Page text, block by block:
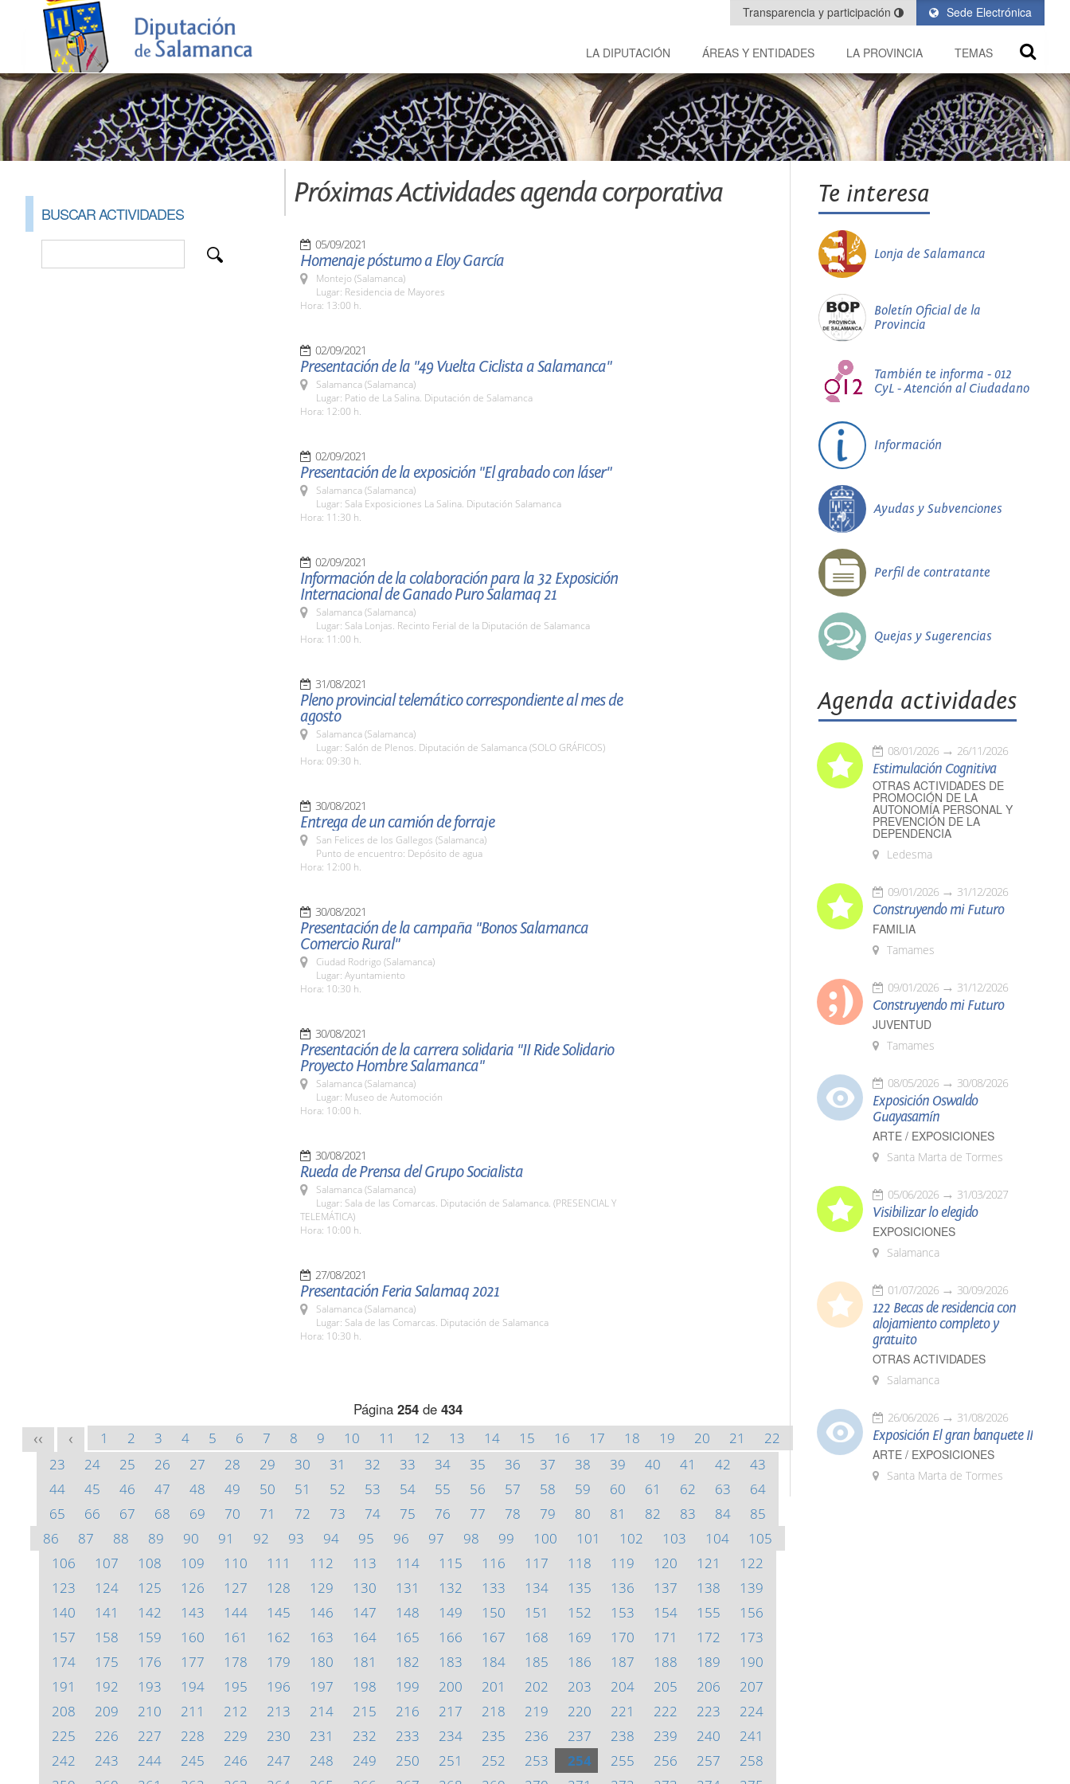
Sede Electrónica
Transparencia y participación
LA DIPUTACIÓN ÁREAS Y ENTIDADES LA PROVINCIA TEMAS
BUSCAR ACTIVIDADES
Próximas Actividades agenda corporativa
05/09/2021
Homenaje póstumo a Eloy García
Montejo (Salamanca)
Lugar: Residencia de Mayores
Hora: 13:00 h.
02/09/2021
Presentación de la "49 Vuelta Ciclista a Salamanca"
Salamanca (Salamanca)
Lugar: Patio de La Salina. Diputación de Salamanca
Hora: 12:00 h.
02/09/2021
Presentación de la exposición "El grabado con láser"
Salamanca (Salamanca)
Lugar: Sala Exposiciones La Salina. Diputación Salamanca
Hora: 11:30 h.
02/09/2021
Información de la colaboración para la 32 Exposición
Internacional de Ganado Puro Salamaq 21
Salamanca (Salamanca)
Lugar: Sala Lonjas. Recinto Ferial de la Diputación de Salamanca
Hora: 11:00 h.
31/08/2021
Pleno provincial telemático correspondiente al mes de
agosto
Salamanca (Salamanca)
Lugar: Salón de Plenos. Diputación de Salamanca (SOLO GRÁFICOS)
Hora: 09:30 h.
30/08/2021
Entrega de un camión de forraje
San Felices de los Gallegos (Salamanca)
Punto de encuentro: Depósito de agua
Hora: 12:00 h.
30/08/2021
Presentación de la campaña "Bonos Salamanca
Comercio Rural"
Ciudad Rodrigo (Salamanca)
Lugar: Ayuntamiento
Hora: 10:30 h.
30/08/2021
Presentación de la carrera solidaria "II Ride Solidario
Proyecto Hombre Salamanca"
Salamanca (Salamanca)
Lugar: Museo de Automoción
Hora: 10:00 h.
30/08/2021
Rueda de Prensa del Grupo Socialista
Salamanca (Salamanca)
Lugar: Sala de las Comarcas. Diputación de Salamanca. (PRESENCIAL Y
TELEMÁTICA)
Hora: 10:00 h.
27/08/2021
Presentación Feria Salamaq 2021
Salamanca (Salamanca)
Lugar: Sala de las Comarcas. Diputación de Salamanca
Hora: 10:30 h.
Página 254de 434
<< < 1 2 3 4 5 6 7 8 9 10 11 12 13 14 15 16 17 18 19 20 21
22
23
24 25 26 27 28 29 30 31 32 33 34 35 36 37 38 39 40 41 42
43
44
45 46 47 48 49 50 51 52 53 54 55 56 57 58 59 60 61 62 63
64
65
66 67 68 69 70 71 72 73 74 75 76 77 78 79 80 81 82 83 84
85
86
87 88 89 90 91 92 93 94 95 96 97 98 99 100 101 102 103 104
105
106
107 108 109 110 111 112 113 114 115 116 117 118 119 120 121
122
123
124 125 126 127 128 129 130 131 132 133 134 135 136 137 138
139
140
141 142 143 144 145 146 147 148 149 150 151 152 153 154 155
156
157
158 159 160 161 162 163 164 165 166 167 168 169 170 171 172
173
174
175 176 177 178 179 180 181 182 183 184 185 186 187 188 189
190
191
192 193 194 195 196 197 198 199 200 201 202 203 204 205 206
207
208
209 210 211 212 213 214 215 216 217 218 219 220 221 222 223
224
225
226 227 228 229 230 231 232 233 234 235 236 237 238 239 240
241
242
243 244 245 246 247 248 249 250 251 252 253 254 255 256 257
258
Te interesa
Lonja de Salamanca
Boletín Oficial de la
Provincia
También te informa - 012
CyL - Atención al Ciudadano
Información
Ayudas y Subvenciones
Perfil de contratante
Quejas y Sugerencias
Agenda actividades
08/01/2026 26/11/2026
Estimulación Cognitiva
OTRAS ACTIVIDADES DE
PROMOCIÓN DE LA
AUTONOMÍA PERSONAL Y
PREVENCIÓN DE LA
DEPENDENCIA
Ledesma
09/01/2026 31/12/2026
Construyendo mi Futuro
FAMILIA
Tamames
09/01/2026 31/12/2026
Construyendo mi Futuro
JUVENTUD
Tamames
08/05/2026 30/08/2026
Exposición Oswaldo
Guayasamín
ARTE / EXPOSICIONES
Santa Marta de Tormes
05/06/2026 31/03/2027
Visibilizar lo elegido
EXPOSICIONES
Salamanca
01/07/2026 30/09/2026
122 Becas de residencia con
alojamiento completo y
gratuito
OTRAS ACTIVIDADES
Salamanca
26/06/2026 31/08/2026
Exposición El gran banquete II
ARTE / EXPOSICIONES
Santa Marta de Tormes